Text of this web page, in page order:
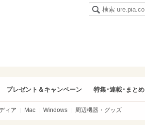
プレゼント＆キャンペーン 特集･連載･まとめ
ィア Mac Windows 周辺機器・グッズ